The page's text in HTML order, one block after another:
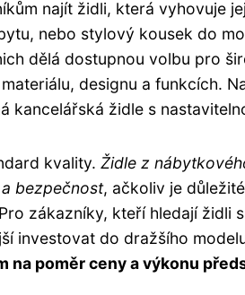
najít židli, která vyhovuje
nebo stylový kousek do
dělá dostupnou volbu pro
designu a funkcích.
kancelářská židle s
kvality. Židle z
bezpečnost, ačkoliv je
zákazníky, kteří hledají židli
investovat do dražšího
na poměr ceny a výkonu